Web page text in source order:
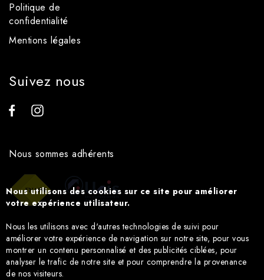
Politique de
confidentialité
Mentions légales
Suivez nous
Nous sommes adhérents
Nous utilisons des cookies sur ce site pour améliorer
votre expérience utilisateur.
Nous les utilisons avec d'autres technologies de suivi pour
améliorer votre expérience de navigation sur notre site, pour vous
montrer un contenu personnalisé et des publicités ciblées, pour
analyser le trafic de notre site et pour comprendre la provenance
de nos visiteurs.